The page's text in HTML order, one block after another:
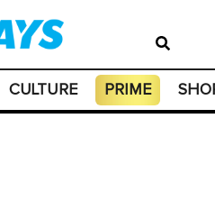
CULTURE PRIME